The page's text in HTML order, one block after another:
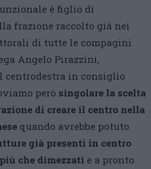
è figlio di
frazione raccolto già nei
di tutte le compagini
Angelo Pirazzini,
centrodestra in consiglio
però singolare la scelta
di creare il centro nella
quando avrebbe potuto
già presenti in centro
che dimezzati e a pronto